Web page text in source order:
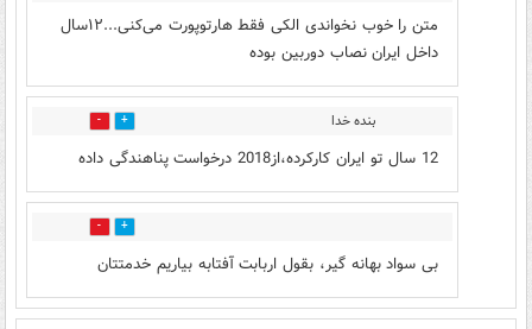
متن را خوب نخواندی الکی فقط هارتوپورت می‌کنی...۱۲سال
داخل ایران نصاب دوربین بوده
بنده خدا 3
12 سال تو ایران کارکرده،از2018 درخواست پناهندگی داده
1
بی سواد بهانه گیر، بقول اربابت آفتابه بیاریم خدمتتان